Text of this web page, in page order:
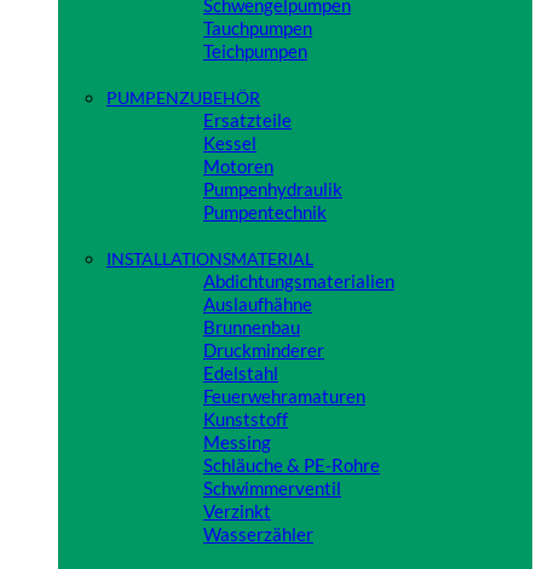
Schwengelpumpen
Tauchpumpen
Teichpumpen
PUMPENZUBEHÖR
Ersatzteile
Kessel
Motoren
Pumpenhydraulik
Pumpentechnik
INSTALLATIONSMATERIAL
Abdichtungsmaterialien
Auslaufhähne
Brunnenbau
Druckminderer
Edelstahl
Feuerwehramaturen
Kunststoff
Messing
Schläuche & PE-Rohre
Schwimmerventil
Verzinkt
Wasserzähler